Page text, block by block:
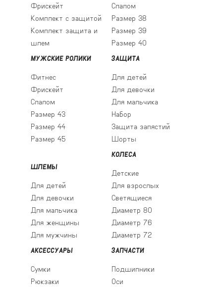
Фрискейт
Комплект с защитой
Комплект защита и
шлем
Слалом
Размер 38
Размер 39
Размер 40
МУЖСКИЕ РОЛИКИ
Фитнес
Фрискейт
Слалом
Размер 43
Размер 44
Размер 45
ЗАЩИТА
Для детей
Для девочки
Для мальчика
Набор
Защита запястий
Шорты
ШЛЕМЫ
Для детей
Для девочки
Для мальчика
Для женщины
Для мужчины
КОЛЕСА
Детские
Для взрослых
Светящиеся
Диаметр 80
Диаметр 76
Диаметр 72
АКСЕССУАРЫ
Сумки
Рюкзаки
ЗАПЧАСТИ
Подшипники
Оси